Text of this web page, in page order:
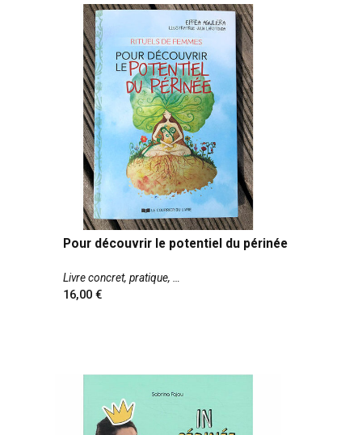
Pour découvrir le potentiel du périnée
Livre concret, pratique,
16,00